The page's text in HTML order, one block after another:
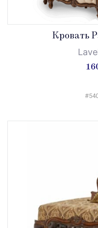
Кровать